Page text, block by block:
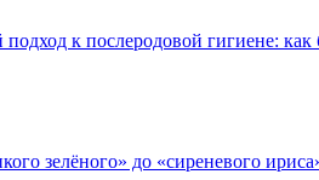
к послеродовой гигиене:
зелёного» до «сиреневого